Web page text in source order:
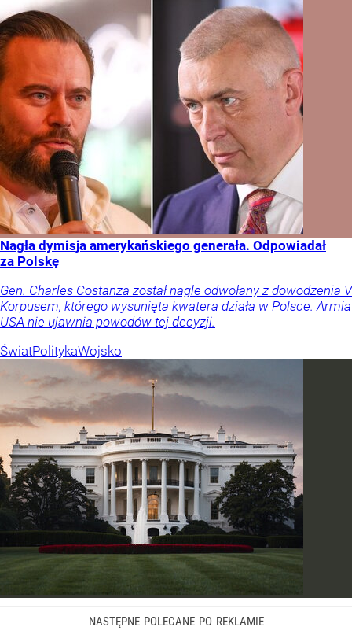
Nagła dymisja amerykańskiego generała. Odpowiadał
za Polskę
Gen. Charles Costanza został nagle odwołany z dowodzenia V
Korpusem, którego wysunięta kwatera działa w Polsce. Armia
USA nie ujawnia powodów tej decyzji.
ŚwiatPolitykaWojsko